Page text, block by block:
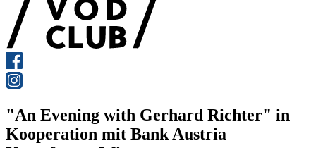
"An Evening with Gerhard Richter" in
Kooperation mit Bank Austria